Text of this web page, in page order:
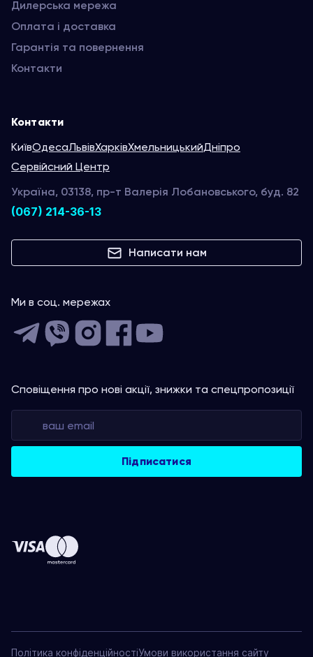
Дилерська мережа
Оплата і доставка
Гарантія та повернення
Контакти
Контакти
КиївОдесаЛьвівХарківХмельницькийДніпро
Сервійсний Центр
Україна, 03138, пр-т Валерія Лобановського, буд. 82
(067) 214-36-13
Написати нам
Ми в соц. мережах
Сповіщення про нові акції, знижки та спецпропозиції
Політика конфіденційностіУмови використання сайту